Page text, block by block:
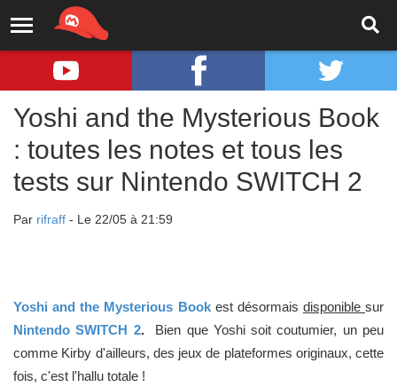
Yoshi and the Mysterious Book
: toutes les notes et tous les
tests sur Nintendo SWITCH 2
Par rifraff - Le 22/05 à 21:59
Yoshi and the Mysterious Book est désormais disponible sur
Nintendo SWITCH 2.
Bien que Yoshi soit coutumier, un peu
comme Kirby d'ailleurs, des jeux de plateformes originaux, cette
fois, c'est l'hallu totale !